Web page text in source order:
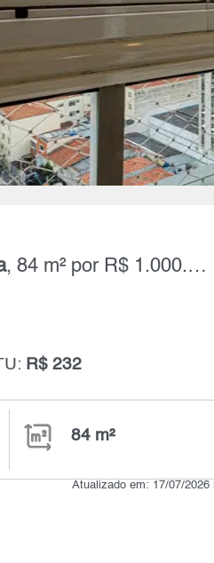
, 84 m² por R$ 1.000.000,00
R$ 232
84 m²
Atualizado em: 17/07/2026